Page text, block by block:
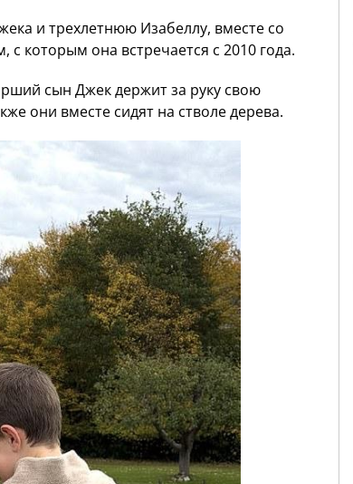
и трехлетнюю Изабеллу, вместе со
которым она встречается с 2010 года.
сын Джек держит за руку свою
они вместе сидят на стволе дерева.